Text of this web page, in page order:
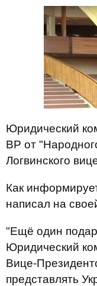
Юридический
ВР от
Логвинского
Как
написал на
"Ещё один
Юридический
Вице-
представлять